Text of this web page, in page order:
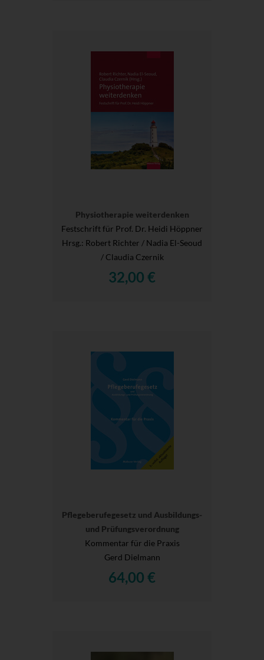
Physiotherapie weiterdenken
Festschrift für Prof. Dr. Heidi Höppner
Hrsg.: Robert Richter / Nadia El-Seoud
/ Claudia Czernik
32,00 €
Pflegeberufegesetz und Ausbildungs-
und Prüfungsverordnung
Kommentar für die Praxis
Gerd Dielmann
64,00 €